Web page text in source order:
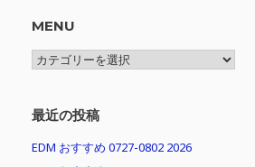
MENU
MENU
最近の投稿
EDM おすすめ 0727-0802 2026